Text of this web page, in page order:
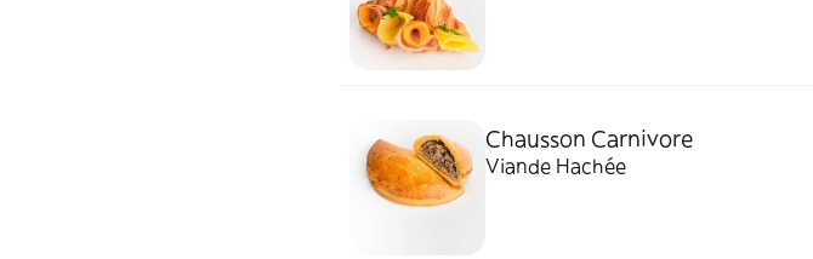
Chausson Carnivore
Viande Hachée